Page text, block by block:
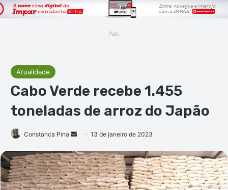
Pub.
Atualidade
Cabo Verde recebe 1.455
toneladas de arroz do Japão
Constanca Pina
Mande
e-
mail
13 de janeiro de 2023